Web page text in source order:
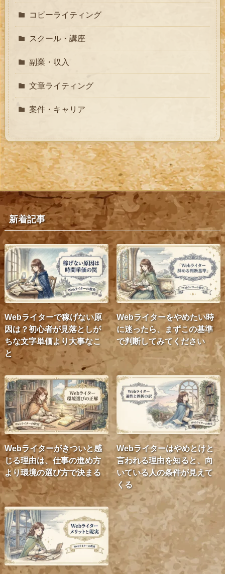
コピーライティング
スクール・講座
副業・収入
文章ライティング
案件・キャリア
新着記事
Webライターで稼げない原
因は？初心者が見落としが
ちな文字単価より大事なこ
と
Webライターをやめたい時
に迷ったら、まずこの基準
で判断してみてください
Webライターがきついと感
じる理由は、仕事の進め方
より環境の選び方で決まる
Webライターはやめとけと
言われる理由を知ると、向
いている人の条件が見えて
くる